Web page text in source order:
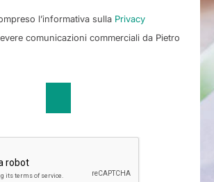
l’informativa sulla Privacy
comunicazioni commerciali da Pietro